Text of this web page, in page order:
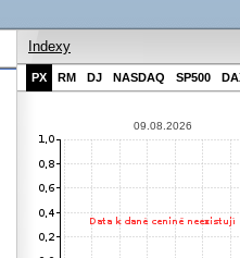
Indexy
PX RM DJ NASDAQ SP500
09.08.2026